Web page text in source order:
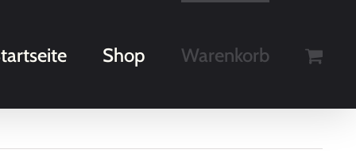
Shop Warenkorb